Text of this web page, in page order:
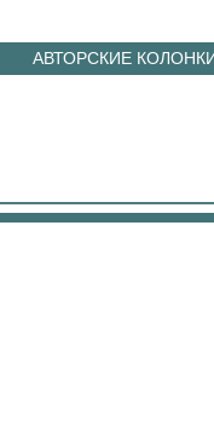
АВТОРСКИЕ